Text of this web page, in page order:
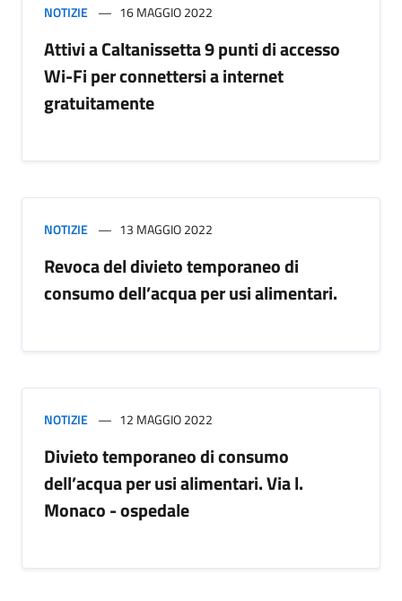
NOTIZIE 16 MAGGIO 2022
Attivi a Caltanissetta 9 punti di accesso
Wi-Fi per connettersi a internet
gratuitamente
NOTIZIE 13 MAGGIO 2022
Revoca del divieto temporaneo di
consumo dell’acqua per usi alimentari.
NOTIZIE 12 MAGGIO 2022
Divieto temporaneo di consumo
dell’acqua per usi alimentari. Via l.
Monaco - ospedale